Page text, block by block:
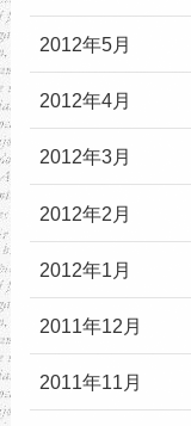
2012年5月
2012年4月
2012年3月
2012年2月
2012年1月
2011年12月
2011年11月